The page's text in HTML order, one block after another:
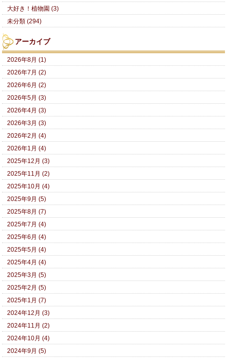
大好き！植物園 (3)
未分類 (294)
アーカイブ
2026年8月 (1)
2026年7月 (2)
2026年6月 (2)
2026年5月 (3)
2026年4月 (3)
2026年3月 (3)
2026年2月 (4)
2026年1月 (4)
2025年12月 (3)
2025年11月 (2)
2025年10月 (4)
2025年9月 (5)
2025年8月 (7)
2025年7月 (4)
2025年6月 (4)
2025年5月 (4)
2025年4月 (4)
2025年3月 (5)
2025年2月 (5)
2025年1月 (7)
2024年12月 (3)
2024年11月 (2)
2024年10月 (4)
2024年9月 (5)